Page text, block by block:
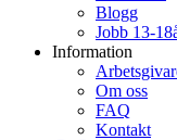
Blogg
Jobb 13-
Information
Om oss
FAQ
Kontakt